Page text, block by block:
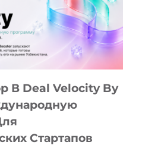
В Deal Velocity By
Стартапов